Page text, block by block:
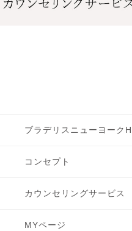
ブラデリスニューヨーク
コンセプト
カウンセリングサービス
MYページ